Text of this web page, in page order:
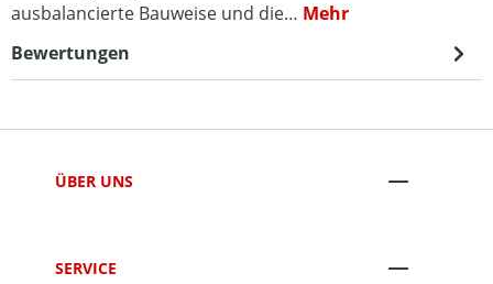
ausbalancierte Bauweise und die… Mehr
Bewertungen
ÜBER UNS
SERVICE